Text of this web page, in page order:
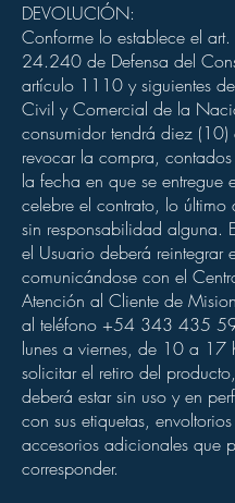
DEVOLUCIÓN:
Conforme lo establece el
24.240 de Defensa del
artículo 1110 y siguientes
Civil y Comercial de la
consumidor tendrá diez (10)
revocar la compra,
la fecha en que se entregue
celebre el contrato, lo último
sin responsabilidad alguna.
el Usuario deberá reintegrar
comunicándose con el
Atención al Cliente de
al teléfono +54 343 435
lunes a viernes, de 10 a 17
solicitar el retiro del
deberá estar sin uso y en
con sus etiquetas,
accesorios adicionales que
corresponder.